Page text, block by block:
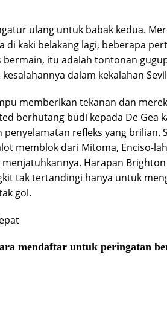
ulang untuk babak kedua.
di kaki belakang lagi, beberapa
bermain, itu adalah tontonan
dalam kekalahan
memberikan tekanan dan
berhutang budi kepada De Gea
penyelamatan refleks yang brilian.
memblok dari Mitoma, Enciso-
Harapan
tak tertandingi hanya untuk
gol.
mendaftar untuk peringatan